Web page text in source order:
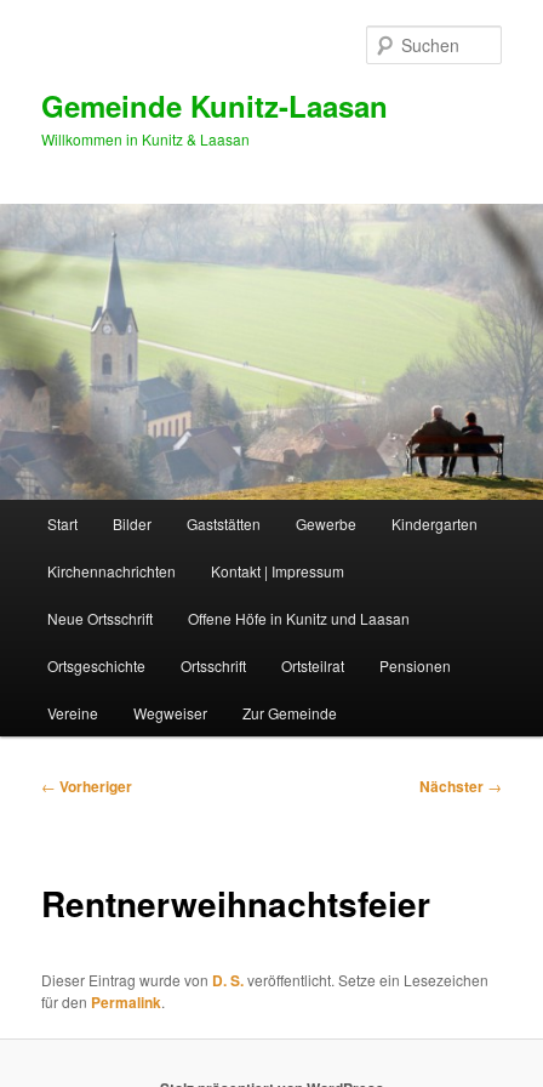
Gemeinde Kunitz-Laasan
Willkommen in Kunitz & Laasan
Start Bilder Gaststätten Gewerbe Kindergarten
Kirchennachrichten Kontakt | Impressum
Neue Ortsschrift Offene Höfe in Kunitz und Laasan
Ortsgeschichte Ortsschrift Ortsteilrat Pensionen
Vereine Wegweiser Zur Gemeinde
Beitragsnavigation
← Vorheriger Nächster →
Rentnerweihnachtsfeier
Dieser Eintrag wurde von D. S.veröffentlicht. Setze ein Lesezeichen
für den Permalink.